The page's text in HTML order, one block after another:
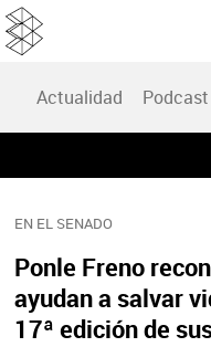
Actualidad Podcast
EN EL SENADO
Ponle Freno
ayudan a salvar
17ª edición de